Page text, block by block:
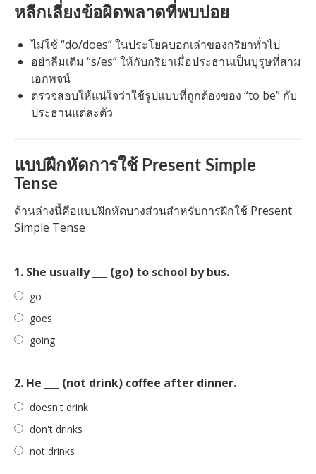
หลีกเลี่ยงข้อผิดพลาดที่พบบ่อย
ไม่ใช้ “do/does” ในประโยคบอกเล่าของกริยาทั่วไป
อย่าลืมเติม “s/es” ให้กับกริยาเมื่อประธานเป็นบุรุษที่สาม
เอกพจน์
ตรวจสอบให้แน่ใจว่าใช้รูปแบบที่ถูกต้องของ “to be” กับ
ประธานแต่ละตัว
แบบฝึกหัดการใช้ Present Simple
Tense
ด้านล่างนี้คือแบบฝึกหัดบางส่วนสำหรับการฝึกใช้ Present
Simple Tense
1. She usually ___ (go) to school by bus.
go
goes
going
2. He ___ (not drink) coffee after dinner.
doesn't drink
don't drinks
not drinks